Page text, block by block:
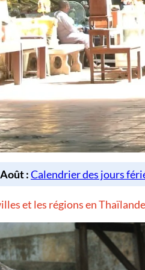
et les régions en Thaïlande